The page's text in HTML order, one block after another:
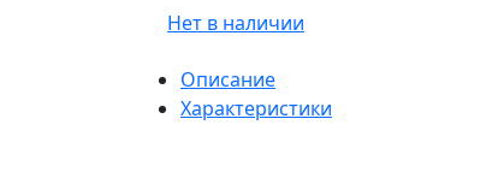
Нет в наличии
Описание
Характеристики